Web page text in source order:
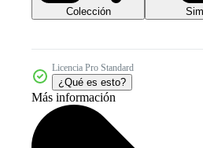
Colección
Licencia Pro Standard
¿Qué es esto?
Más información